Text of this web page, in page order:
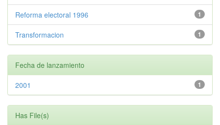
1
Reforma electoral 1996
1
Transformacion
Fecha de lanzamiento
1
2001
Has File(s)